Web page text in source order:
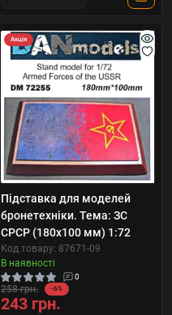
Акція
Підставка для моделей
бронетехніки. Тема: ЗС
СРСР (180x100 мм) 1:72
Код товару: 87671-09
В наявності
0
258 грн. -6%
243 грн.